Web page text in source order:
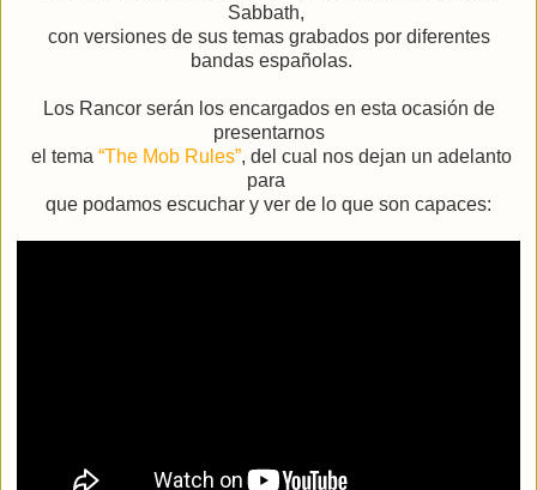
Sabbath,
con versiones de sus temas grabados por diferentes
bandas españolas.
Los Rancor serán los encargados en esta ocasión de
presentarnos
el tema “The Mob Rules”, del cual nos dejan un adelanto
para
que podamos escuchar y ver de lo que son capaces: